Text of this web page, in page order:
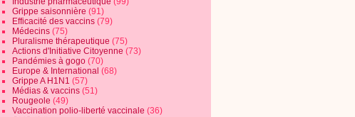
Grippe saisonnière (91)
Efficacité des vaccins (79)
Médecins (75)
Pluralisme thérapeutique (75)
Actions d'Initiative Citoyenne (73)
Pandémies à gogo (70)
Europe & International (68)
Grippe A H1N1 (57)
Médias & vaccins (51)
Rougeole (49)
Vaccination polio-liberté vaccinale (36)